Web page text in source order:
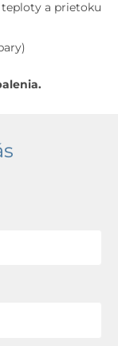
a prietoku